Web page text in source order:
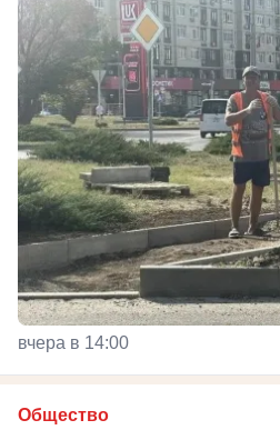
вчера в 14:00
Общество